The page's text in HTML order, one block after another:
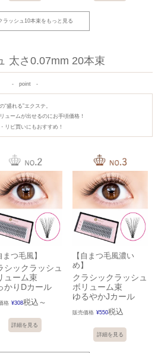
ラッシュ10本束をもっと見る
太さ0.07mm 20本束
point
“盛れる”エクステ。
ュームが出せるのにお手頃価格！
リピ買いにもおすすめ！
まつ毛風】
シックラッシュ
ューム束
かりDカール
格 ¥308税込 〜
詳細を見る
【自まつ毛風濃い
め】
クラシックラッシュ
ボリューム束
ゆるやかJカール
販売価格 ¥550税込
詳細を見る